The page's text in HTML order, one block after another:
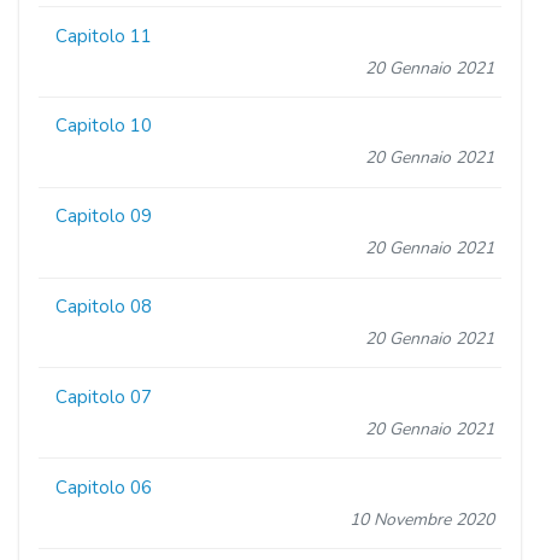
Capitolo 11
20 Gennaio 2021
Capitolo 10
20 Gennaio 2021
Capitolo 09
20 Gennaio 2021
Capitolo 08
20 Gennaio 2021
Capitolo 07
20 Gennaio 2021
Capitolo 06
10 Novembre 2020